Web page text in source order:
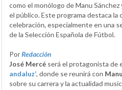
como el monólogo de Manu
el público. Este programa destaca la
celebración, especialmente en una
de la Selección Española de Fútbol.
PorRedacción
José Mercé será el protagonista de
andaluz’, donde se reunirá con
sobre su carrera y la actualidad